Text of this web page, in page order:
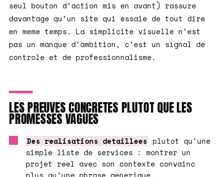
seul bouton d'action mis en avant) rassure
davantage qu'un site qui essaie de tout dire
en meme temps. La simplicite visuelle n'est
pas un manque d'ambition, c'est un signal de
controle et de professionnalisme.
LES PREUVES CONCRETES PLUTOT QUE LES
PROMESSES VAGUES
Des realisations detaillees plutot qu'une
simple liste de services : montrer un
projet reel avec son contexte convainc